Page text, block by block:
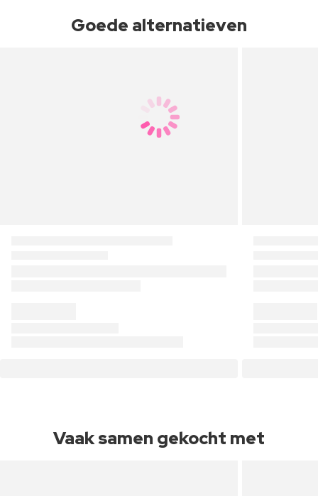
Goede alternatieven
Vaak samen gekocht met